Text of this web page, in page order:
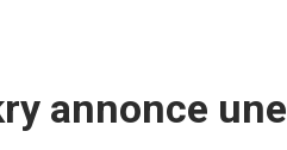
annonce une